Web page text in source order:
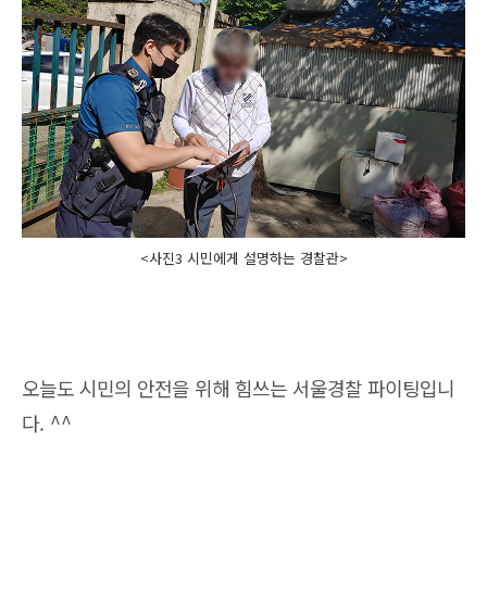
<사진3 시민에게 설명하는 경찰관>
오늘도 시민의 안전을 위해 힘쓰는 서울경찰 파이팅입니
다. ^^